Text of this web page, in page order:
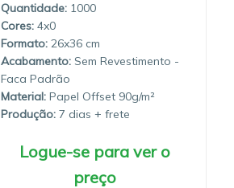
Quantidade: 1000
4x0
26x36
Sem Revestimento -
Faca Padrão
Material: Papel Offset 90g/m²
Produção: 7 dias
Logue-se para ver o
preço